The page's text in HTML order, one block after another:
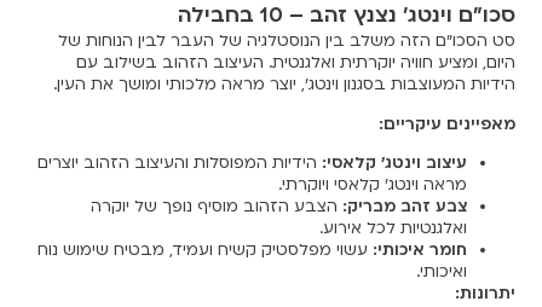
סכו"ם וינטג' נצנץ זהב – 10 בחבילה
סט הסכו"ם הזה משלב בין הנוסטלגיה של העבר לבין הנוחות של
היום, ומציע חוויה יוקרתית ואלגנטית. העיצוב הזהוב בשילוב עם
הידיות המעוצבות בסגנון וינטג', יוצר מראה מלכותי ומושך את העין.
מאפיינים עיקריים:
עיצוב וינטג' קלאסי: הידיות המפוסלות והעיצוב הזהוב יוצרים
מראה וינטג' קלאסי ויוקרתי.
צבע זהב מבריק: הצבע הזהוב מוסיף נופך של יוקרה
ואלגנטיות לכל אירוע.
חומר איכותי: עשוי מפלסטיק קשיח ועמיד, מבטיח שימוש נוח
ואיכותי.
יתרונות: